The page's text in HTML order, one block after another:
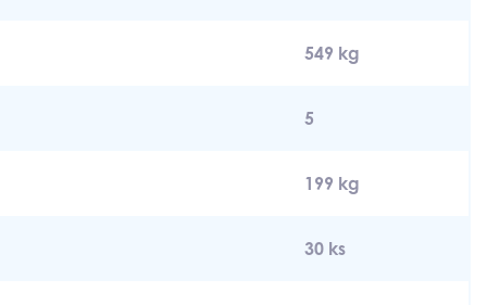
549 kg
5
199 kg
30 ks